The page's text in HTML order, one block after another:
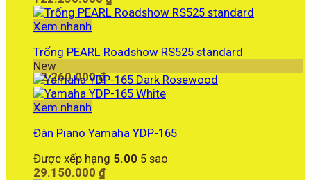
Xem nhanh
Trống PEARL Roadshow RS525 standard
12.260.000₫
New
Xem nhanh
Đàn Piano Yamaha YDP-165
Được xếp hạng 5.00 5 sao
29.150.000 ₫